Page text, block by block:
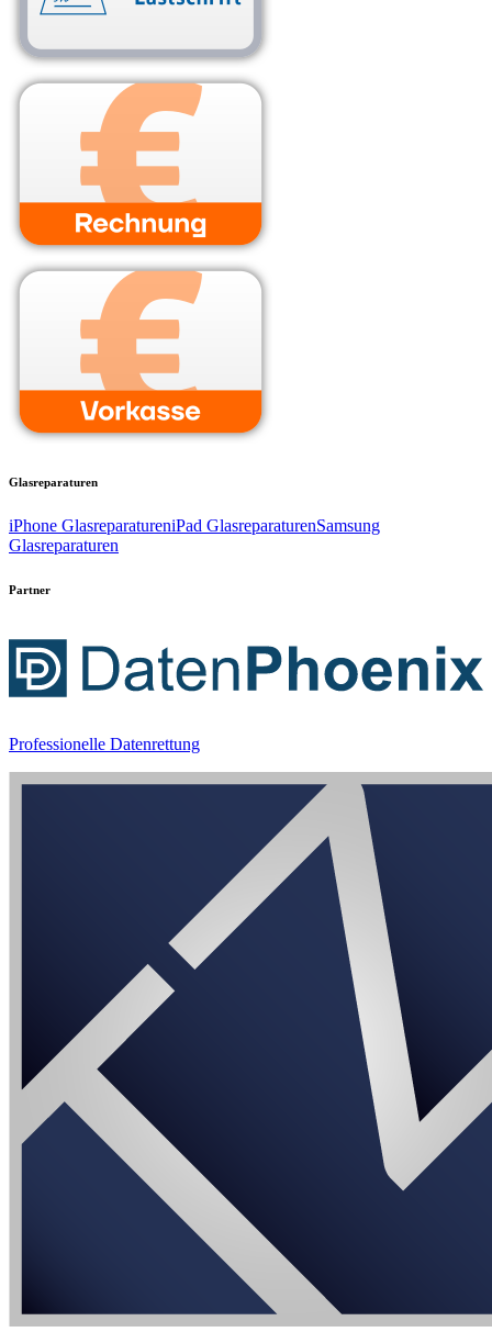
Glasreparaturen
iPhone GlasreparatureniPad GlasreparaturenSamsung
Glasreparaturen
Partner
Professionelle Datenrettung